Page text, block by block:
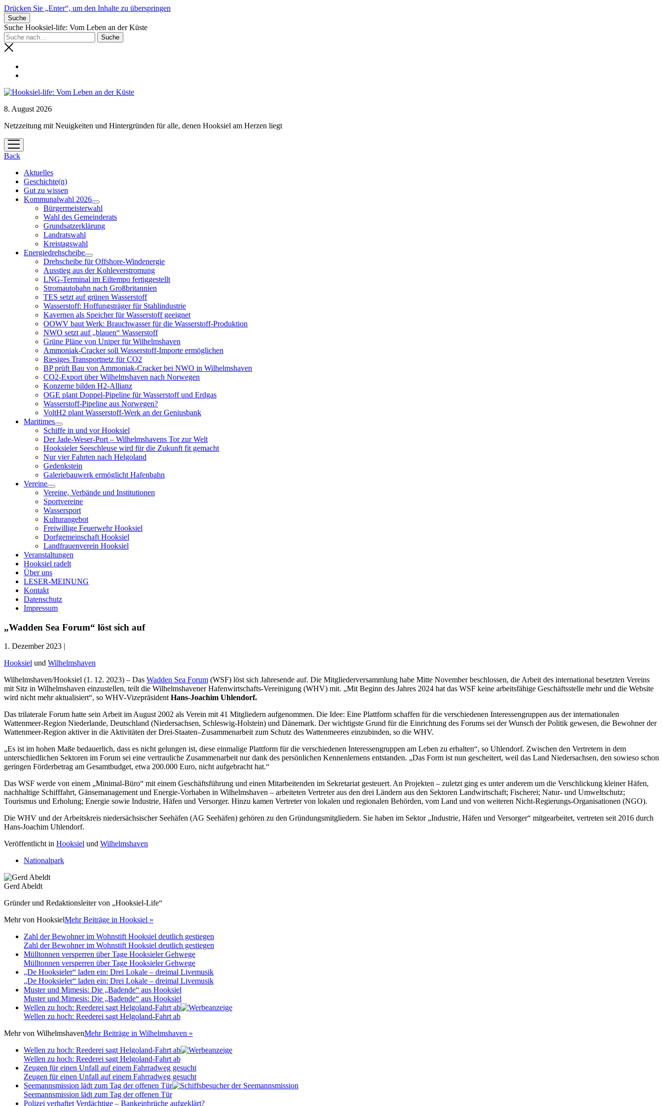
Drücken Sie „Enter“, um den Inhalte zu überspringen
Suche
Suche Hooksiel-life: Vom Leben an der Küste
8. August 2026
Netzzeitung mit Neuigkeiten und Hintergründen für alle, denen Hooksiel am Herzen liegt
Menü
öffnen
Back
Aktuelles
Geschichte(n)
Gut zu wissen
Kommunalwahl 2026
Menü
öffnen
Bürgermeisterwahl
Wahl des Gemeinderats
Grundsatzerklärung
Landratswahl
Kreistagswahl
Energiedrehscheibe
Menü
öffnen
Drehscheibe für Offshore-Windenergie
Ausstieg aus der Kohleverstromung
LNG-Terminal im Eiltempo fertiggestellt
Stromautobahn nach Großbritannien
TES setzt auf grünen Wasserstoff
Wasserstoff: Hoffungsträger für Stahlindustrie
Kavernen als Speicher für Wasserstoff geeignet
OOWV baut Werk: Brauchwasser für die Wasserstoff-Produktion
NWO setzt auf „blauen“ Wasserstoff
Grüne Pläne von Uniper für Wilhelmshaven
Ammoniak-Cracker soll Wasserstoff-Importe ermöglichen
Riesiges Transportnetz für CO2
BP prüft Bau von Ammoniak-Cracker bei NWO in Wilhelmshaven
CO2-Export über Wilhelmshaven nach Norwegen
Konzerne bilden H2-Allianz
OGE plant Doppel-Pipeline für Wasserstoff und Erdgas
Wasserstoff-Pipeline aus Norwegen?
VoltH2 plant Wasserstoff-Werk an der Geniusbank
Maritimes
Menü
öffnen
Schiffe in und vor Hooksiel
Der Jade-Weser-Port – Wilhelmshavens Tor zur Welt
Hooksieler Seeschleuse wird für die Zukunft fit gemacht
Nur vier Fahrten nach Helgoland
Gedenkstein
Galeriebauwerk ermöglicht Hafenbahn
Vereine
Menü
öffnen
Vereine, Verbände und Institutionen
Sportvereine
Wassersport
Kulturangebot
Freiwillige Feuerwehr Hooksiel
Dorfgemeinschaft Hooksiel
Landfrauenverein Hooksiel
Veranstaltungen
Hooksiel radelt
Über uns
LESER-MEINUNG
Kontakt
Datenschutz
Impressum
„Wadden Sea Forum“ löst sich auf
1. Dezember 2023 |
Hooksiel und Wilhelmshaven
Wilhelmshaven/Hooksiel (1. 12. 2023) – Das Wadden Sea Forum (WSF) löst sich Jahresende auf. Die Mitgliederversammlung habe Mitte November beschlossen, die Arbeit des international besetzten Vereins
mit Sitz in Wilhelmshaven einzustellen, teilt die Wilhelmshavener Hafenwirtschafts-Vereinigung (WHV) mit. „Mit Beginn des Jahres 2024 hat das WSF keine arbeitsfähige Geschäftsstelle mehr und die Website
wird nicht mehr aktualisiert“, so WHV-VizepräsidentHans-Joachim Uhlendorf.
Das trilaterale Forum hatte sein Arbeit im August 2002 als Verein mit 41 Mitgliedern aufgenommen. Die Idee: Eine Plattform schaffen für die verschiedenen Interessengruppen aus der internationalen
Wattenmeer-Region Niederlande, Deutschland (Niedersachsen, Schleswig-Holstein) und Dänemark. Der wichtigste Grund für die Einrichtung des Forums sei der Wunsch der Politik gewesen, die Bewohner der
Wattenmeer-Region aktiver in die Aktivitäten der Drei-Staaten–Zusammenarbeit zum Schutz des Wattenmeeres einzubinden, so die WHV.
„Es ist im hohen Maße bedauerlich, dass es nicht gelungen ist, diese einmalige Plattform für die verschiedenen Interessengruppen am Leben zu erhalten“, so Uhlendorf. Zwischen den Vertretern in dem
unterschiedlichen Sektoren im Forum sei eine vertrauliche Zusammenarbeit nur dank des persönlichen Kennenlernens entstanden. „Das Form ist nun gescheitert, weil das Land Niedersachsen, den sowieso schon
geringen Förderbetrag am Gesamtbudget, etwa 200.000 Euro, nicht aufgebracht hat.“
Das WSF werde von einem „Minimal-Büro“ mit einem Geschäftsführung und einen Mitarbeitenden im Sekretariat gesteuert. An Projekten – zuletzt ging es unter anderem um die Verschlickung kleiner Häfen,
nachhaltige Schifffahrt, Gänsemanagement und Energie-Vorhaben in Wilhelmshaven – arbeiteten Vertreter aus den drei Ländern aus den Sektoren Landwirtschaft; Fischerei; Natur- und Umweltschutz;
Tourismus und Erholung; Energie sowie Industrie, Häfen und Versorger. Hinzu kamen Vertreter von lokalen und regionalen Behörden, vom Land und von weiteren Nicht-Regierungs-Organisationen (NGO).
Die WHV und der Arbeitskreis niedersächsischer Seehäfen (AG Seehäfen) gehören zu den Gründungsmitgliedern. Sie haben im Sektor „Industrie, Häfen und Versorger“ mitgearbeitet, vertreten seit 2016 durch
Hans-Joachim Uhlendorf.
Veröffentlicht in Hooksiel und Wilhelmshaven
Nationalpark
Gerd Abeldt
Gründer und Redaktionsleiter von „Hooksiel-Life“
Mehr von HooksielMehr Beiträge in Hooksiel »
Zahl der Bewohner im Wohnstift Hooksiel deutlich gestiegen
Zahl der Bewohner im Wohnstift Hooksiel deutlich gestiegen
Mülltonnen versperren über Tage Hooksieler Gehwege
Mülltonnen versperren über Tage Hooksieler Gehwege
„De Hooksieler“ laden ein: Drei Lokale – dreimal Livemusik
„De Hooksieler“ laden ein: Drei Lokale – dreimal Livemusik
Muster und Mimesis: Die „Badende“ aus Hooksiel
Muster und Mimesis: Die „Badende“ aus Hooksiel
Wellen zu hoch: Reederei sagt Helgoland-Fahrt ab
Wellen zu hoch: Reederei sagt Helgoland-Fahrt ab
Mehr von WilhelmshavenMehr Beiträge in Wilhelmshaven »
Wellen zu hoch: Reederei sagt Helgoland-Fahrt ab
Wellen zu hoch: Reederei sagt Helgoland-Fahrt ab
Zeugen für einen Unfall auf einem Fahrradweg gesucht
Zeugen für einen Unfall auf einem Fahrradweg gesucht
Seemannsmission lädt zum Tag der offenen Tür
Seemannsmission lädt zum Tag der offenen Tür
Polizei verhaftet Verdächtige – Bankeinbrüche aufgeklärt?